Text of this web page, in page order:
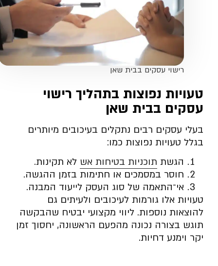
רישוי עסקים בבית שאן
טעויות נפוצות בתהליך רישוי
עסקים בבית שאן
בעלי עסקים רבים נתקלים בעיכובים מיותרים
בגלל טעויות נפוצות כמו:
הגשת תוכניות בטיחות אש לא תקינות.
חוסר במסמכים או חתימות בזמן ההגשה.
אי־התאמה של סוג העסק לייעוד המבנה.
טעויות אלו גורמות לעיכובים ולעיתים גם
להוצאות נוספות. ליווי מקצועי יבטיח שהבקשה
תוגש בצורה נכונה מהפעם הראשונה, יחסוך זמן
יקר וימנע דחיות.